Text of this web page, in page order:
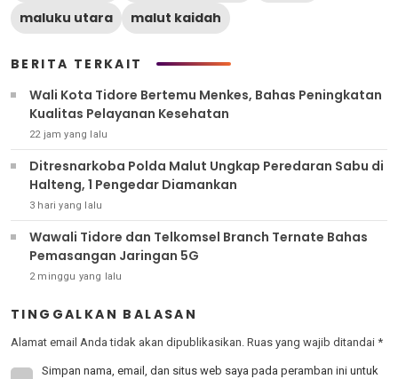
maluku utara malut kaidah
BERITA TERKAIT
Wali Kota Tidore Bertemu Menkes, Bahas Peningkatan
Kualitas Pelayanan Kesehatan
22 jam yang lalu
Ditresnarkoba Polda Malut Ungkap Peredaran Sabu di
Halteng, 1 Pengedar Diamankan
3 hari yang lalu
Wawali Tidore dan Telkomsel Branch Ternate Bahas
Pemasangan Jaringan 5G
2 minggu yang lalu
TINGGALKAN BALASAN
Alamat email Anda tidak akan dipublikasikan. Ruas yang wajib ditandai *
Simpan nama, email, dan situs web saya pada peramban ini untuk